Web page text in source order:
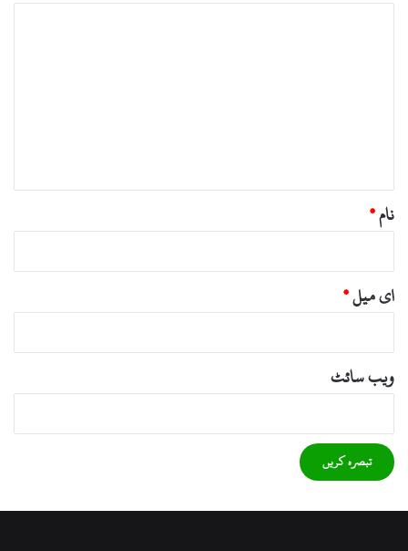
نام*
ای میل*
ویب‌ سائٹ